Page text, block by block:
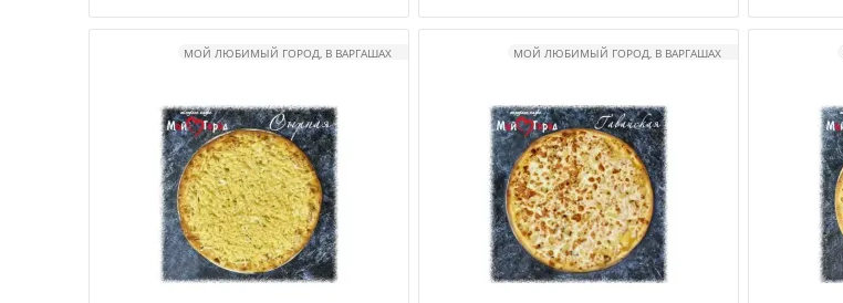
МОЙ ЛЮБИМЫЙ ГОРОД, В ВАРГАШАХ МОЙ ЛЮБИМЫЙ ГОРОД, В ВАРГАШАХ